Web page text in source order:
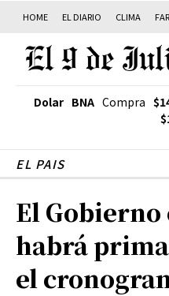
HOME EL DIARIO CLIMA
Dolar BNA Compra
EL PAIS
El
habrá
el